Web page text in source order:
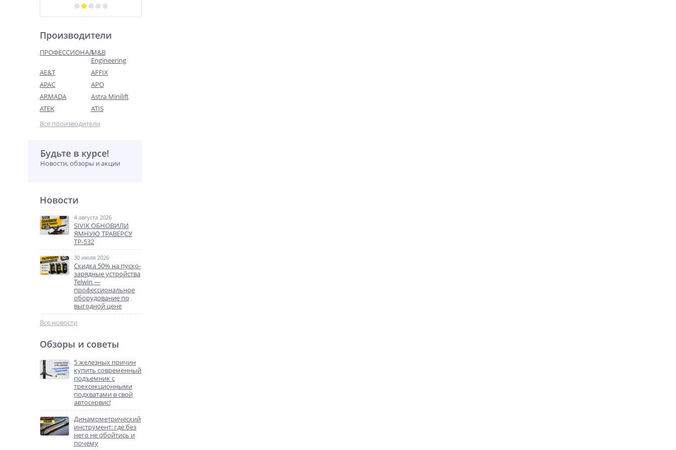
Производители
ПРОФЕССИОНАЛM&B
Engineering
AE&T
AFFIX
APAC
APO
ARMADA
Astra Minilift
ATEK
ATIS
Все производители
Будьте в курсе!
Новости, обзоры и акции
Новости
4 августа 2026
SIVIK ОБНОВИЛИ
ЯМНУЮ ТРАВЕРСУ
ТР-532
30 июля 2026
Скидка 50% на пуско-
зарядные устройства
Telwin —
профессиональное
оборудование по
выгодной цене
Все новости
Обзоры и советы
5 железных причин
купить современный
подъемник с
трехсекционными
подхватами в свой
автосервис!
Динамометрический
инструмент: где без
него не обойтись и
почему